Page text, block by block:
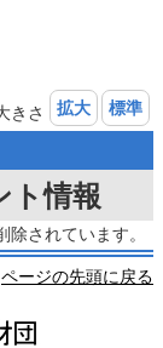
きさ 拡大 標準
ト情報
されています。
ページの先頭に戻る